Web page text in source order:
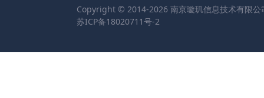
Copyright © 2014-2026 南京璇玑信息技术有限公
苏ICP备18020711号-2